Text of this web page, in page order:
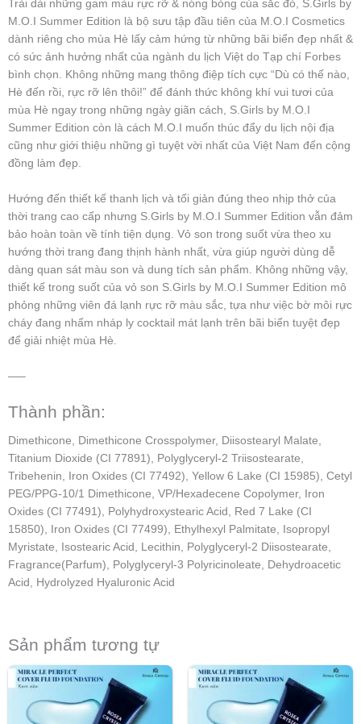
Trải dài những gam màu rực rỡ & nóng bỏng của sắc đỏ, S.Girls by
M.O.I Summer Edition là bộ sưu tập đầu tiên của M.O.I Cosmetics
dành riêng cho mùa Hè lấy cảm hứng từ những bãi biển đẹp nhất &
có sức ảnh hưởng nhất của ngành du lịch Việt do Tạp chí Forbes
bình chọn. Không những mang thông điệp tích cực “Dù có thế nào,
Hè đến rồi, rực rỡ lên thôi!” để đánh thức không khí vui tươi của
mùa Hè ngay trong những ngày giãn cách, S.Girls by M.O.I
Summer Edition còn là cách M.O.I muốn thúc đẩy du lịch nội địa
cũng như giới thiệu những gì tuyệt vời nhất của Việt Nam đến cộng
đồng làm đẹp.
Hướng đến thiết kế thanh lịch và tối giản đúng theo nhịp thở của
thời trang cao cấp nhưng S.Girls by M.O.I Summer Edition vẫn đảm
bảo hoàn toàn về tính tiện dụng. Vỏ son trong suốt vừa theo xu
hướng thời trang đang thịnh hành nhất, vừa giúp người dùng dễ
dàng quan sát màu son và dung tích sản phẩm. Không những vậy,
thiết kế trong suốt của vỏ son S.Girls by M.O.I Summer Edition mô
phỏng những viên đá lạnh rực rỡ màu sắc, tựa như việc bờ môi rực
cháy đang nhấm nháp ly cocktail mát lạnh trên bãi biển tuyệt đẹp
để giải nhiệt mùa Hè.
—–
Thành phần:
Dimethicone, Dimethicone Crosspolymer, Diisostearyl Malate,
Titanium Dioxide (CI 77891), Polyglyceryl-2 Triisostearate,
Tribehenin, Iron Oxides (CI 77492), Yellow 6 Lake (CI 15985), Cetyl
PEG/PPG-10/1 Dimethicone, VP/Hexadecene Copolymer, Iron
Oxides (CI 77491), Polyhydroxystearic Acid, Red 7 Lake (CI
15850), Iron Oxides (CI 77499), Ethylhexyl Palmitate, Isopropyl
Myristate, Isostearic Acid, Lecithin, Polyglyceryl-2 Diisostearate,
Fragrance(Parfum), Polyglyceryl-3 Polyricinoleate, Dehydroacetic
Acid, Hydrolyzed Hyaluronic Acid
Sản phẩm tương tự